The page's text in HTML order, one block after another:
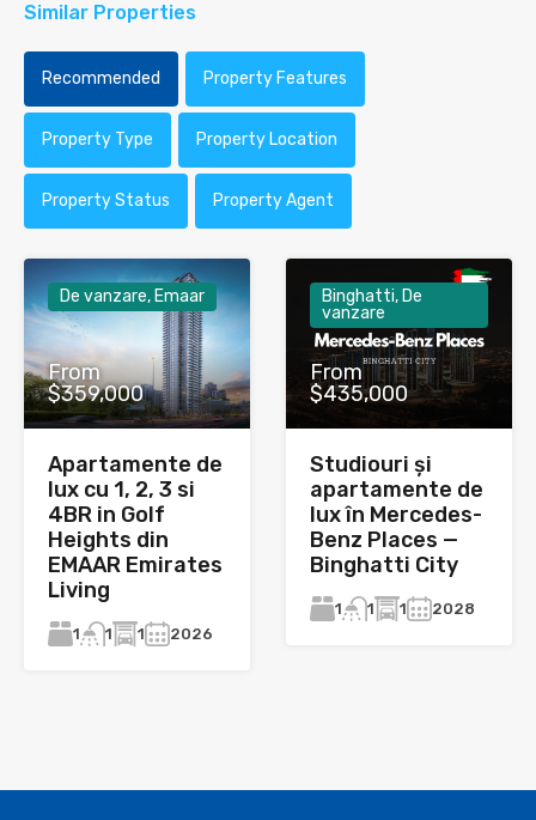
Similar Properties
Recommended Property Features
Property Type Property Location
Property Status Property Agent
De vanzare, Emaar
From
$359,000
Apartamente de
lux cu 1, 2, 3 si
4BR in Golf
Heights din
EMAAR Emirates
Living
1 1 1 2026
Binghatti, De
vanzare
From
$435,000
Studiouri și
apartamente de
lux în Mercedes-
Benz Places —
Binghatti City
1 1 1 2028